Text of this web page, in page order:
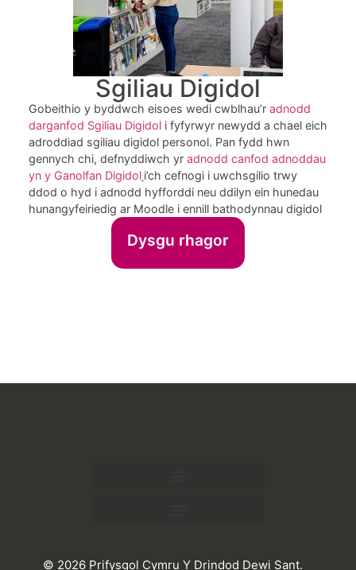
Sgiliau Digidol
Gobeithio y byddwch eisoes wedi cwblhau’r adnodd
darganfod Sgiliau Digidoli fyfyrwyr newydd a chael eich
adroddiad sgiliau digidol personol. Pan fydd hwn
gennych chi, defnyddiwch yr adnodd canfod adnoddau
yn y Ganolfan Digidol i’ch cefnogi i uwchsgilio trwy
ddod o hyd i adnodd hyfforddi neu ddilyn ein hunedau
hunangyfeiriedig ar Moodle i ennill bathodynnau digidol
Dysgu rhagor
© 2026 Prifysgol Cymru Y Drindod Dewi Sant.